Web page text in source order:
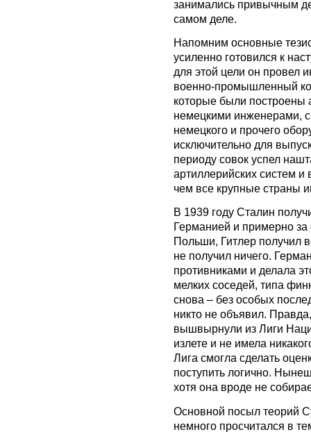
занимались привычным
самом деле.
Напомним основные
усиленно готовился к
для этой цели он провел
военно-промышленный
которые были построены
немецкими инженерами,
немецкого и прочего
исключительно для
периоду совок успел
артиллерийских систем
чем все крупные страны
В 1939 году Сталин
Германией и примерно
Польши, Гитлер получил
не получил ничего.
противниками и делала
мелких соседей, типа
снова – без особых
никто не объявил.
вышвырнули из Лиги
излете и не имела
Лига смогла сделать
поступить логично.
хотя она вроде не
Основной посыл теорий
немного просчитался в